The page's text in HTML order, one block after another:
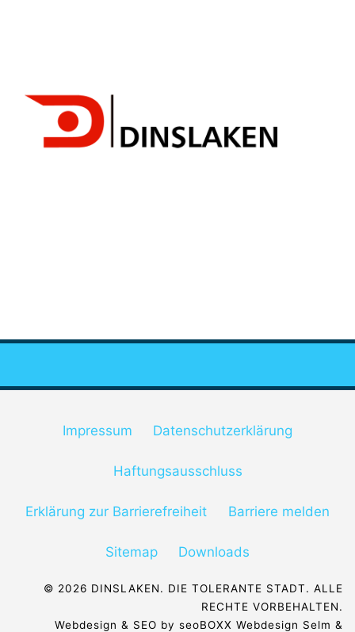
Impressum Datenschutzerklärung
Haftungsausschluss
Erklärung zur Barrierefreiheit Barriere melden
Sitemap Downloads
© 2026 DINSLAKEN. DIE TOLERANTE STADT. ALLE
RECHTE VORBEHALTEN.
Webdesign & SEO by seoBOXX Webdesign Selm &